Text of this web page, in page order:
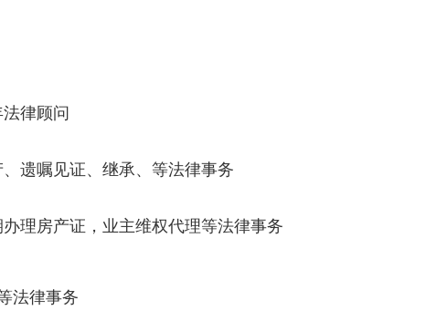
律顾问
遗嘱见证、继承、等法律事务
理房产证，业主维权代理等法律事务
法律事务